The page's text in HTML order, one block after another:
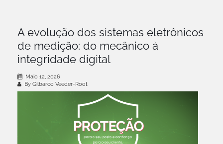
A evolução dos sistemas eletrônicos
de medição: do mecânico à
integridade digital
Maio 12, 2026
By Gilbarco Veeder-Root